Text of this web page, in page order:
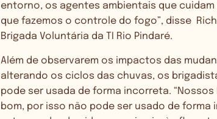
entorno, os agentes ambientais que
que fazemos o controle do fogo”, disse
Brigada Voluntária da TI Rio Pindaré.
Além de observarem os impactos das
alterando os ciclos das chuvas, os
pode ser usada de forma incorreta.
bom, por isso não pode ser usado de